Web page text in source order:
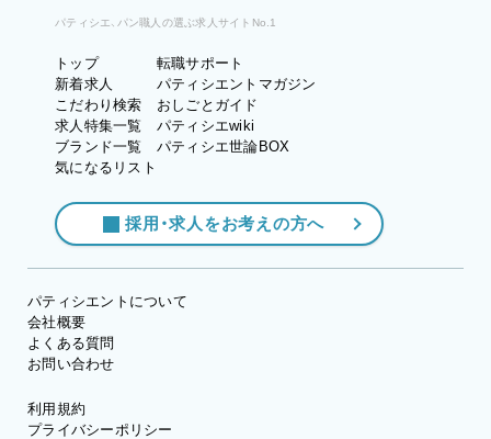
パティシエ、パン職人の選ぶ求人サイトNo.1
トップ
新着求人
こだわり検索
求人特集一覧
ブランド一覧
気になるリスト
転職サポート
パティシエントマガジン
おしごとガイド
パティシエwiki
パティシエ世論BOX
採用・求人をお考えの方へ
パティシエントについて
会社概要
よくある質問
お問い合わせ
利用規約
プライバシーポリシー